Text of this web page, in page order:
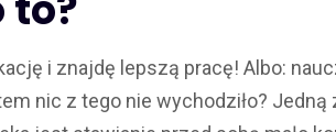
i znajdę lepszą pracę! Albo:
nic z tego nie wychodziło? Jedną